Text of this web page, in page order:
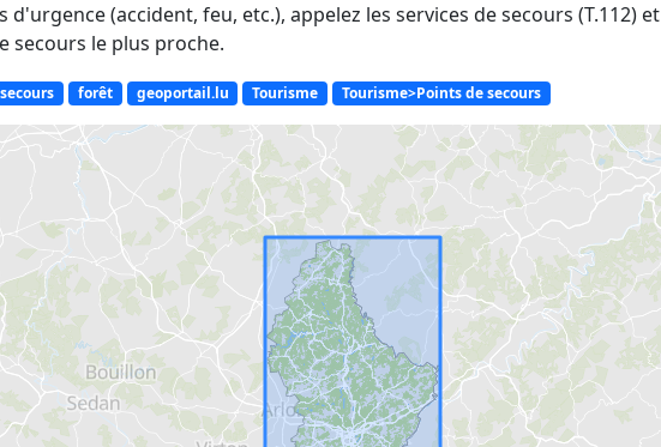
d'urgence (accident, feu, etc.), appelez les services de secours (T.112)
secours le plus proche.
forêt geoportail.lu Tourisme Tourisme>Points de secours